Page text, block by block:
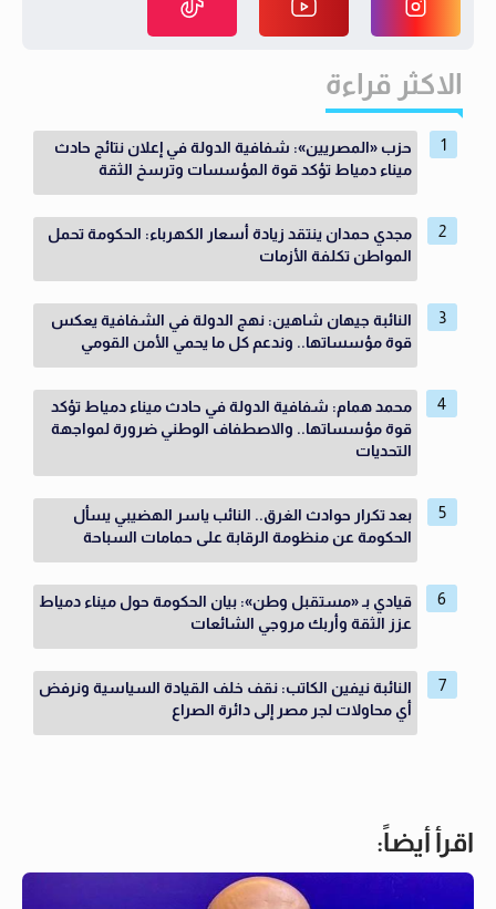
الاكثر قراءة
حزب «المصريين»: شفافية الدولة في إعلان نتائج حادث
ميناء دمياط تؤكد قوة المؤسسات وترسخ الثقة
مجدي حمدان ينتقد زيادة أسعار الكهرباء: الحكومة تحمل
المواطن تكلفة الأزمات
النائبة جيهان شاهين: نهج الدولة في الشفافية يعكس
قوة مؤسساتها.. وندعم كل ما يحمي الأمن القومي
محمد همام: شفافية الدولة في حادث ميناء دمياط تؤكد
قوة مؤسساتها.. والاصطفاف الوطني ضرورة لمواجهة
التحديات
بعد تكرار حوادث الغرق.. النائب ياسر الهضيبي يسأل
الحكومة عن منظومة الرقابة على حمامات السباحة
قيادي بـ «مستقبل وطن»: بيان الحكومة حول ميناء دمياط
عزز الثقة وأربك مروجي الشائعات
النائبة نيفين الكاتب: نقف خلف القيادة السياسية ونرفض
أي محاولات لجر مصر إلى دائرة الصراع
اقرأ أيضاً: